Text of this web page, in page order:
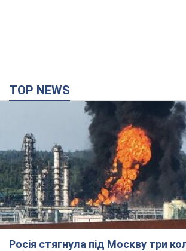
TOP NEWS
Росія стягнула під Москву три